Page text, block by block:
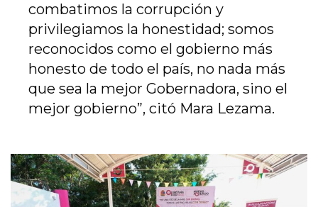
combatimos la corrupción y
privilegiamos la honestidad; somos
reconocidos como el gobierno más
honesto de todo el país, no nada más
que sea la mejor Gobernadora, sino el
mejor gobierno”, citó Mara Lezama.